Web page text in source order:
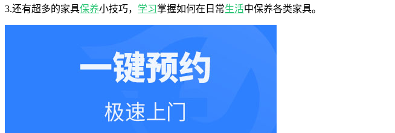
3.还有超多的家具保养小技巧， 学习掌握如何在日常生活中保养各类家具。